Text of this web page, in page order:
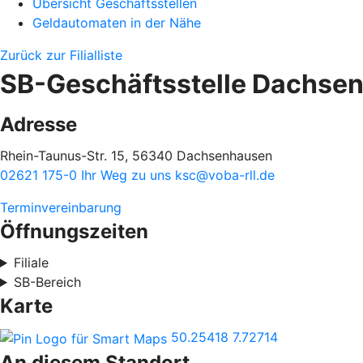
Übersicht Geschäftsstellen
Geldautomaten in der Nähe
Zurück zur Filialliste
SB-Geschäftsstelle
Adresse
Rhein-Taunus-Str. 15, 56340 Dachsenhausen
02621 175-0 Ihr Weg zu uns ksc@voba-rll.de
Terminvereinbarung
Öffnungszeiten
Filiale
SB-Bereich
Karte
50.25418 7.72714